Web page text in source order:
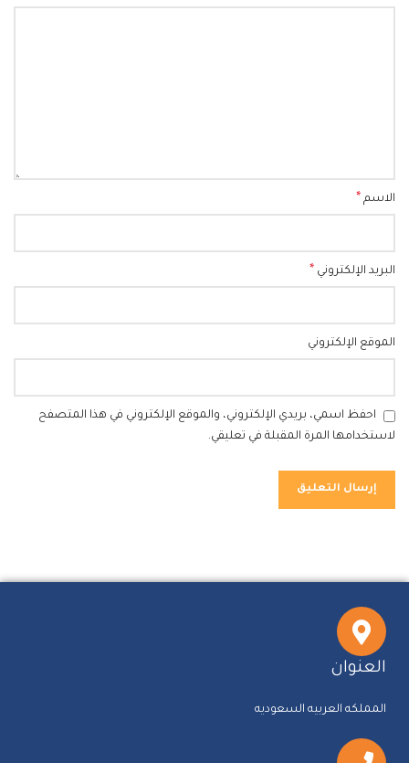
الاسم *
البريد الإلكتروني *
الموقع الإلكتروني
احفظ اسمي، بريدي الإلكتروني، والموقع الإلكتروني في هذا المتصفح
لاستخدامها المرة المقبلة في تعليقي.
العنوان
المملكه العربيه السعوديه